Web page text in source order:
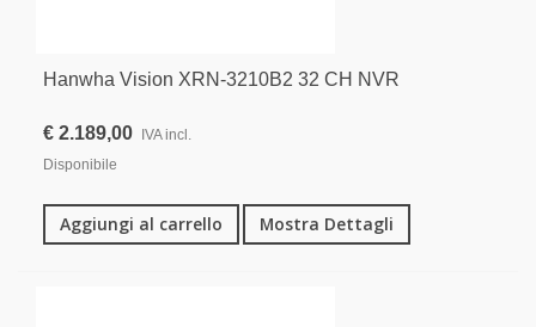
Hanwha Vision XRN-3210B2 32 CH NVR
€ 2.189,00
IVA incl.
Disponibile
Aggiungi al carrello Mostra Dettagli